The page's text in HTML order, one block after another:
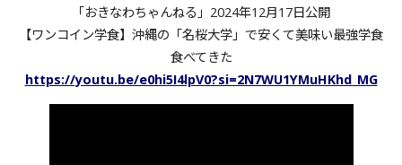
「おきなわちゃんねる」2024年12月17日公開
【ワンコイン学食】沖縄の「名桜大学」で安くて美味い最強学食
食べてきた
https://youtu.be/e0hi5I4lpV0?si=2N7WU1YMuHKhd_MG